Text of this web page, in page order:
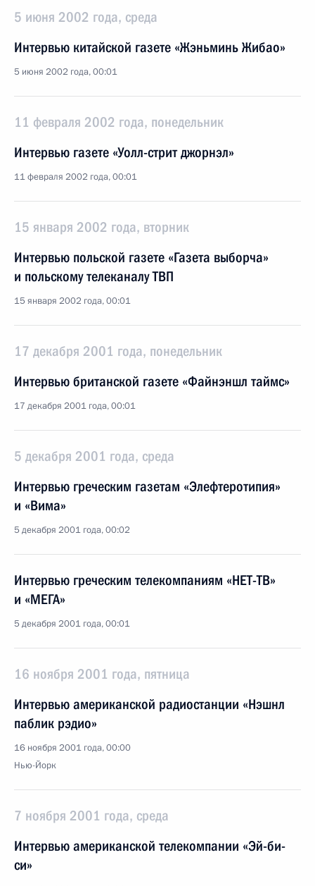
5 июня 2002 года, среда
Интервью китайской газете «Жэньминь Жибао»
5 июня 2002 года, 00:01
11 февраля 2002 года, понедельник
Интервью газете «Уолл-стрит джорнэл»
11 февраля 2002 года, 00:01
15 января 2002 года, вторник
Интервью польской газете «Газета выборча»
и польскому телеканалу ТВП
15 января 2002 года, 00:01
17 декабря 2001 года, понедельник
Интервью британской газете «Файнэншл таймс»
17 декабря 2001 года, 00:01
5 декабря 2001 года, среда
Интервью греческим газетам «Элефтеротипия»
и «Вима»
5 декабря 2001 года, 00:02
Интервью греческим телекомпаниям «НЕТ-ТВ»
и «МЕГА»
5 декабря 2001 года, 00:01
16 ноября 2001 года, пятница
Интервью американской радиостанции «Нэшнл
паблик рэдио»
16 ноября 2001 года, 00:00
Нью-Йорк
7 ноября 2001 года, среда
Интервью американской телекомпании «Эй-би-
си»